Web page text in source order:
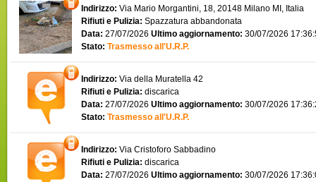
Indirizzo: Via Mario Morgantini, 18, 20148 Milano MI, Italia
Rifiuti e Pulizia: Spazzatura abbandonata
Data: 27/07/2026 Ultimo aggiornamento: 30/07/2026
Stato: Trasmesso all'U.R.P.
Indirizzo: Via della Muratella 42
Rifiuti e Pulizia: discarica
Data: 27/07/2026 Ultimo aggiornamento: 30/07/2026
Stato: Trasmesso all'U.R.P.
Indirizzo: Via Cristoforo Sabbadino
Rifiuti e Pulizia: discarica
Data: 27/07/2026 Ultimo aggiornamento: 30/07/2026